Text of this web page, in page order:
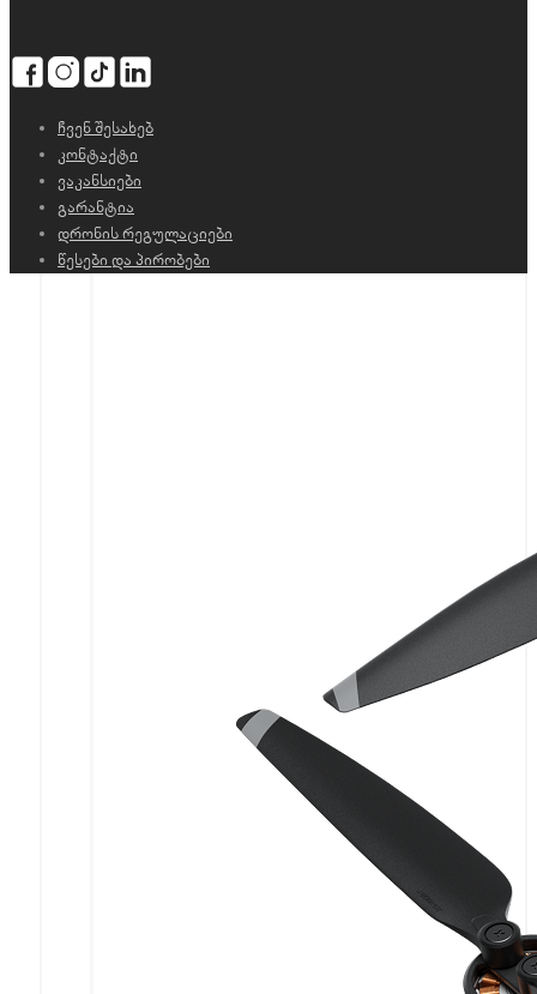
ჩვენ შესახებ
კონტაქტი
ვაკანსიები
გარანტია
დრონის რეგულაციები
წესები და პირობები